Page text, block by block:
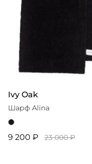
Ivy Oak
Шарф Alina
9 200 ₽ 23 000 ₽